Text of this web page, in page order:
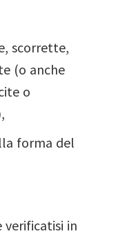
scorrette,
(o anche
o
forma del
in